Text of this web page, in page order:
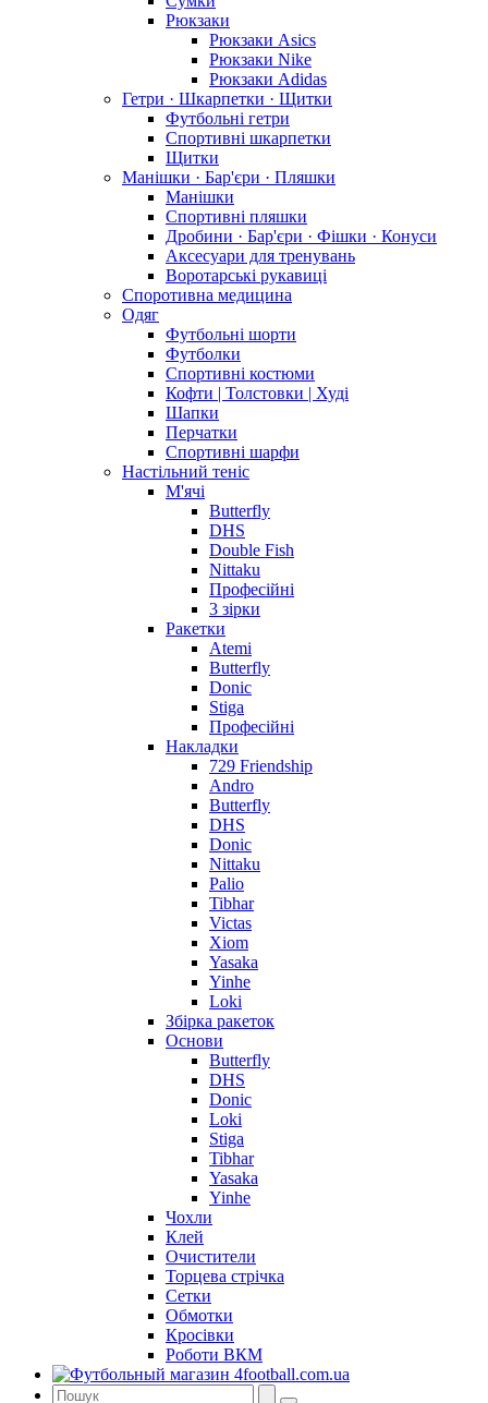
Рюкзаки
Рюкзаки Asics
Рюкзаки Nike
Рюкзаки Adidas
Гетри · Шкарпетки · Щитки
Футбольні гетри
Спортивні шкарпетки
Щитки
Манішки · Бар'єри · Пляшки
Манішки
Спортивні пляшки
Дробини · Бар'єри · Фішки · Конуси
Аксесуари для тренувань
Воротарські рукавиці
Споротивна медицина
Одяг
Футбольні шорти
Футболки
Спортивні костюми
Кофти | Толстовки | Худі
Шапки
Перчатки
Спортивні шарфи
Настільний теніс
М'ячі
Butterfly
DHS
Double Fish
Nittaku
Професійні
3 зірки
Ракетки
Atemi
Butterfly
Donic
Stiga
Професійні
Накладки
729 Friendship
Andro
Butterfly
DHS
Donic
Nittaku
Palio
Tibhar
Victas
Xiom
Yasaka
Yinhe
Loki
Збірка ракеток
Основи
Butterfly
DHS
Donic
Loki
Stiga
Tibhar
Yasaka
Yinhe
Чохли
Клей
Очистители
Торцева стрічка
Сетки
Обмотки
Кросівки
Роботи ВКМ